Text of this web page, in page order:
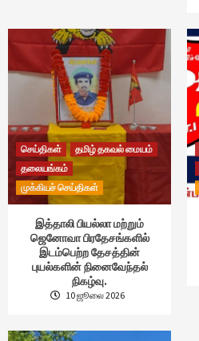
செய்திகள்
தமிழ் தகவல் மையம்
தலையங்கம்
முக்கியச் செய்திகள்
இத்தாலி பியல்லா மற்றும்
ஜெனோவா பிரதேசங்களில்
இடம்பெற்ற தேசத்தின்
புயல்களின் நினைவேந்தல்
நிகழ்வு.
10 ஜூலை 2026